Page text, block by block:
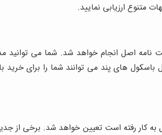
متنوع ارزیابی نمایید.
نامه اصل انجام خواهد شد. شما می
های پند می توانند شما را برای
کار رفته است تعیین خواهد شد. برخی از